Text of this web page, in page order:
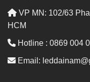
VP MN: 102/63
HCM
Hotline : 0869 004
Email: